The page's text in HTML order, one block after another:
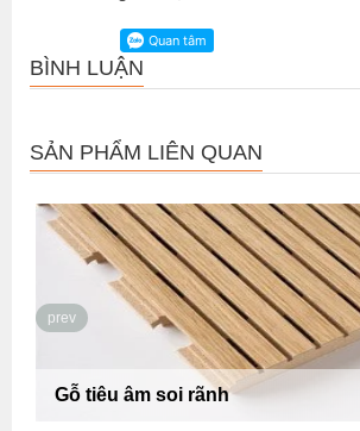
BÌNH LUẬN
SẢN PHẨM LIÊN QUAN
Gỗ tiêu âm soi rãnh
prev